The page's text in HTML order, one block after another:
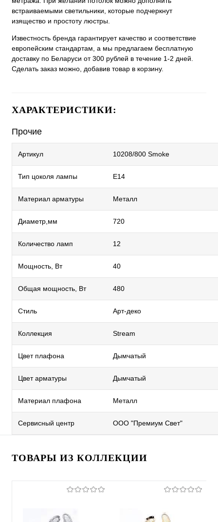
встраиваемыми светильники, которые подчеркнут
изящество и простоту люстры.
Известность бренда гарантирует качество и соответствие
европейским стандартам, а мы предлагаем бесплатную
доставку по Беларуси от 300 рублей в течение 1-2 дней.
Сделать заказ можно, добавив товар в корзину.
ХАРАКТЕРИСТИКИ:
Прочие
Артикул 10208/800 Smoke
Тип цоколя лампы E14
Материал арматуры Металл
Диаметр,мм 720
Количество ламп 12
Мощность, Вт 40
Общая мощность, Вт 480
Стиль Арт-деко
Коллекция Stream
Цвет плафона Дымчатый
Цвет арматуры Дымчатый
Материал плафона Металл
Сервисный центр ООО "Премиум Свет"
ТОВАРЫ ИЗ КОЛЛЕКЦИИ